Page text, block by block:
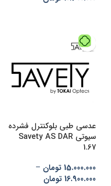
عدسی طبی بلوکنترل فشرده
سیوتی Savety AS DAR
1.67
15.000.000 تومان –
16.900.000 تومان